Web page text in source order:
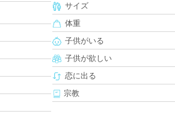
サイズ
体重
子供がいる
子供が欲しい
恋に出る
宗教